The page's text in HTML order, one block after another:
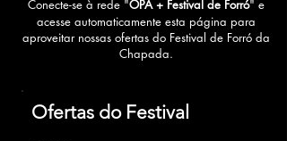
Conecte-se à rede "OPA + Festival de Forró" e
acesse automaticamente esta página para
aproveitar nossas ofertas do Festival de Forró da
Chapada.
Ofertas do Festival